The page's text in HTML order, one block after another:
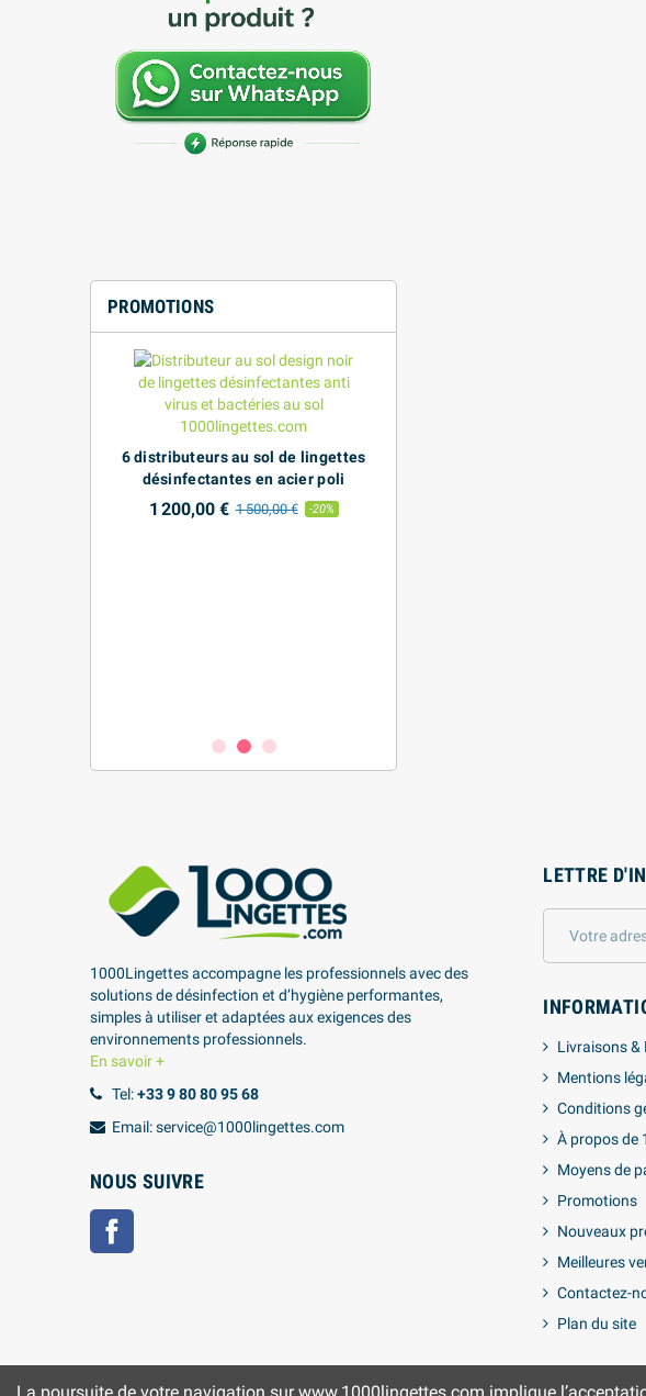
PROMOTIONS
6 distributeurs au sol de lingettes
désinfectantes en acier poli
1 200,00 € 1 500,00 € -20%
1000Lingettes accompagne les professionnels avec des
solutions de désinfection et d’hygiène performantes,
simples à utiliser et adaptées aux exigences des
environnements professionnels.
En savoir +
Tel:+33 9 80 80 95 68
Email: service@1000lingettes.com
NOUS SUIVRE
LETTRE
Livraisons &
Mentions
Conditions
À propos de
Moyens de
Promotions
Nouveaux
Meilleures
Contactez-
Plan du site